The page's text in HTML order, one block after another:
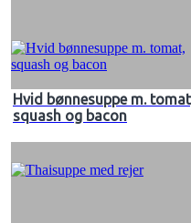
Hvid bønnesuppe m.
squash og bacon